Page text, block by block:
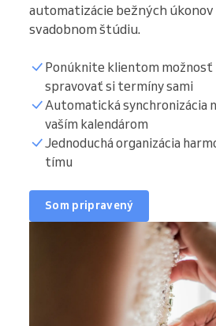
automatizácie bežných úkonov
svadobnom štúdiu.
Ponúknite klientom možnosť
spravovať si termíny sami
Automatická synchronizácia
vaším kalendárom
Jednoduchá organizácia
tímu
Som pripravený